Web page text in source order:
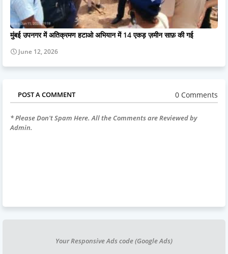
मुंबई उपनगर में अतिक्रमण हटाओ अभियान में 14 एकड़ ज़मीन साफ़ की गई
June 12, 2026
POST A COMMENT 0 Comments
* Please Don't Spam Here. All the Comments are Reviewed by
Admin.
Your Responsive Ads code (Google Ads)